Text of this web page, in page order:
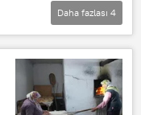
Daha fazlası 4